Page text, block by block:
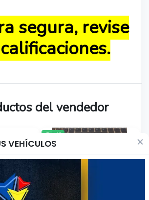
VEHÍCULOS ×
segura, revise
del vendedor
40